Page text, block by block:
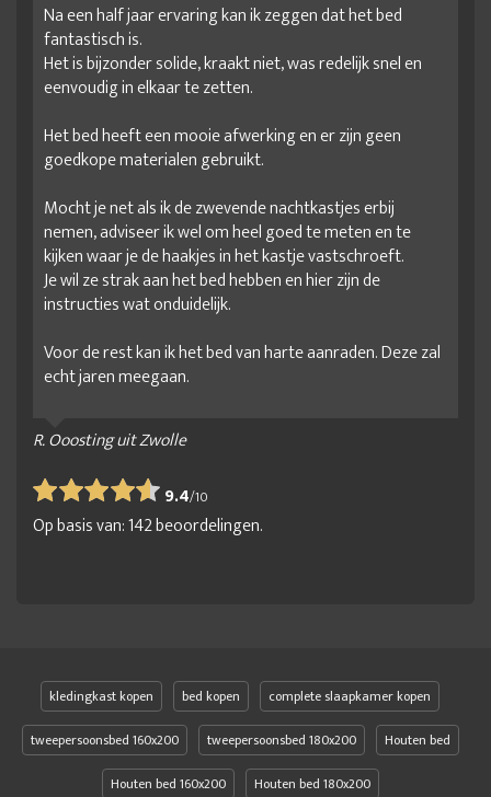
Na een half jaar ervaring kan ik zeggen dat het bed
fantastisch is.
Het is bijzonder solide, kraakt niet, was redelijk snel en
eenvoudig in elkaar te zetten.
Het bed heeft een mooie afwerking en er zijn geen
goedkope materialen gebruikt.
Mocht je net als ik de zwevende nachtkastjes erbij
nemen, adviseer ik wel om heel goed te meten en te
kijken waar je de haakjes in het kastje vastschroeft.
Je wil ze strak aan het bed hebben en hier zijn de
instructies wat onduidelijk.
Voor de rest kan ik het bed van harte aanraden. Deze zal
echt jaren meegaan.
R. Ooosting uit Zwolle
9.4/10
Op basis van:142beoordelingen.
kledingkast kopen bed kopen
complete slaapkamer kopen
tweepersoonsbed 160x200
tweepersoonsbed 180x200
Houten bed
Houten bed 160x200
Houten bed 180x200